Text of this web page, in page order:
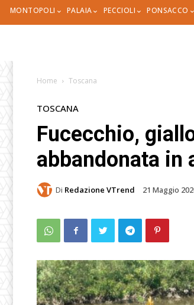
MONTOPOLI PALAIA PECCIOLI PONSACCO
Home Toscana
TOSCANA
Fucecchio,
abbandonata in
Di Redazione VTrend 21 Maggio